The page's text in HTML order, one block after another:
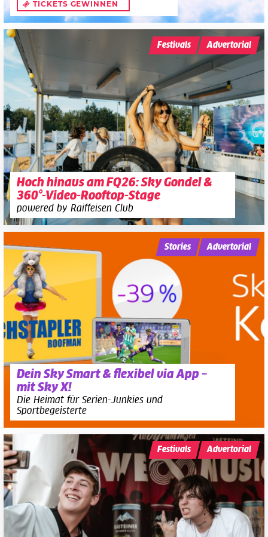
TICKETS GEWINNEN
Hoch hinaus am FQ26: Sky Gondel &
360°-Video-Rooftop-Stage
powered by Raiffeisen Club
Festivals Advertorial
Dein Sky Smart & flexibel via App –
mit Sky X!
Die Heimat für Serien-Junkies und
Sportbegeisterte
Stories Advertorial
Festivals Advertorial